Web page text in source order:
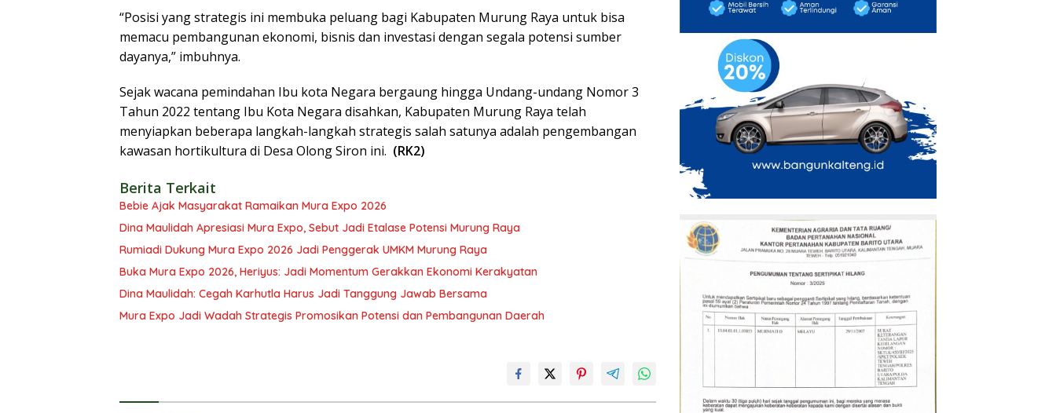
“Posisi yang strategis ini membuka peluang bagi Kabupaten Murung Raya untuk bisa
memacu pembangunan ekonomi, bisnis dan investasi dengan segala potensi sumber
dayanya,” imbuhnya.
Sejak wacana pemindahan Ibu kota Negara bergaung hingga Undang-undang Nomor 3
Tahun 2022 tentang Ibu Kota Negara disahkan, Kabupaten Murung Raya telah
menyiapkan beberapa langkah-langkah strategis salah satunya adalah pengembangan
kawasan hortikultura di Desa Olong Siron ini. (RK2)
Berita Terkait
Bebie Ajak Masyarakat Ramaikan Mura Expo 2026
Dina Maulidah Apresiasi Mura Expo, Sebut Jadi Etalase Potensi Murung Raya
Rumiadi Dukung Mura Expo 2026 Jadi Penggerak UMKM Murung Raya
Buka Mura Expo 2026, Heriyus: Jadi Momentum Gerakkan Ekonomi Kerakyatan
Dina Maulidah: Cegah Karhutla Harus Jadi Tanggung Jawab Bersama
Mura Expo Jadi Wadah Strategis Promosikan Potensi dan Pembangunan Daerah